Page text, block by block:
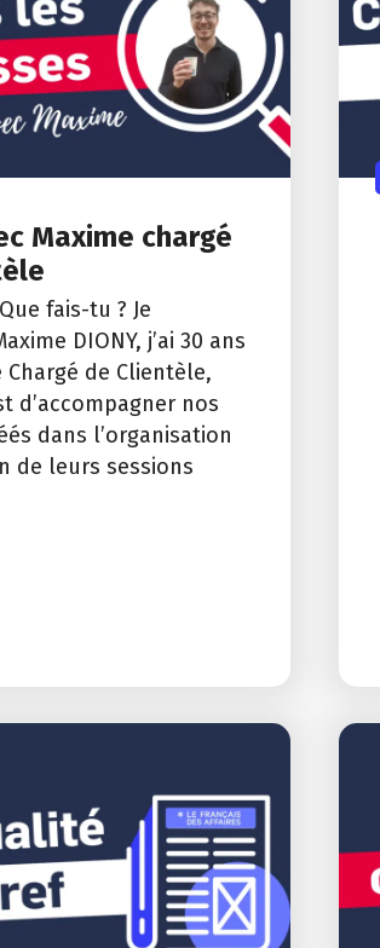
Maxime chargé
fais-tu ? Je
DIONY, j’ai 30 ans
de Clientèle,
d’accompagner nos
dans l’organisation
de leurs sessions